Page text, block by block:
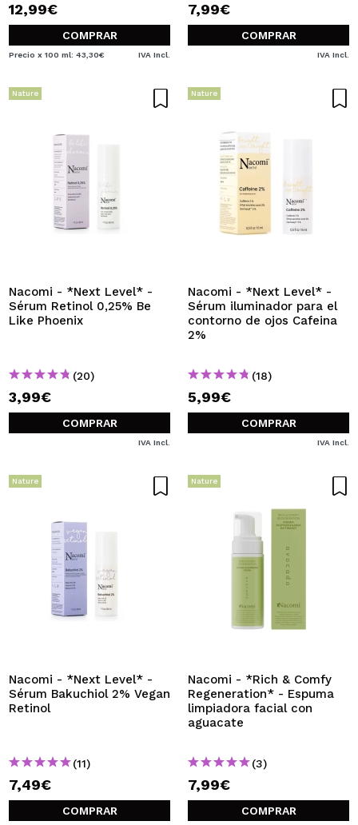
12,99€
COMPRAR
Precio x 100 ml: 43,30€ IVA Incl.
7,99€
COMPRAR
IVA Incl.
Nature
Nacomi - *Next Level* -
Sérum Retinol 0,25% Be
Like Phoenix
(20)
3,99€
COMPRAR
IVA Incl.
Nature
Nacomi - *Next Level* -
Sérum iluminador para el
contorno de ojos Cafeina
2%
(18)
5,99€
COMPRAR
IVA Incl.
Nature
Nacomi - *Next Level* -
Sérum Bakuchiol 2% Vegan
Retinol
(11)
7,49€
COMPRAR
Nature
Nacomi - *Rich & Comfy
Regeneration* - Espuma
limpiadora facial con
aguacate
(3)
7,99€
COMPRAR